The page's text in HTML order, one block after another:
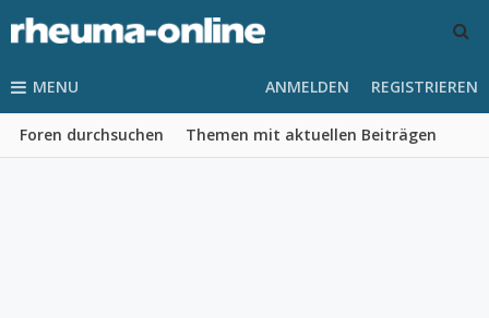
MENU
Foren durchsuchen Themen mit aktuellen Beiträgen
ANMELDEN REGISTRIEREN